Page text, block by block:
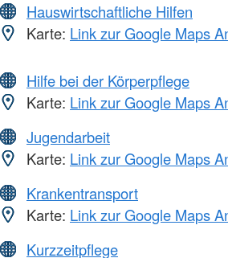
Hauswirtschaftliche Hilfen
Karte: Link zur Google Maps
Hilfe bei der Körperpflege
Karte: Link zur Google Maps
Jugendarbeit
Karte: Link zur Google Maps
Krankentransport
Karte: Link zur Google Maps
Kurzzeitpflege